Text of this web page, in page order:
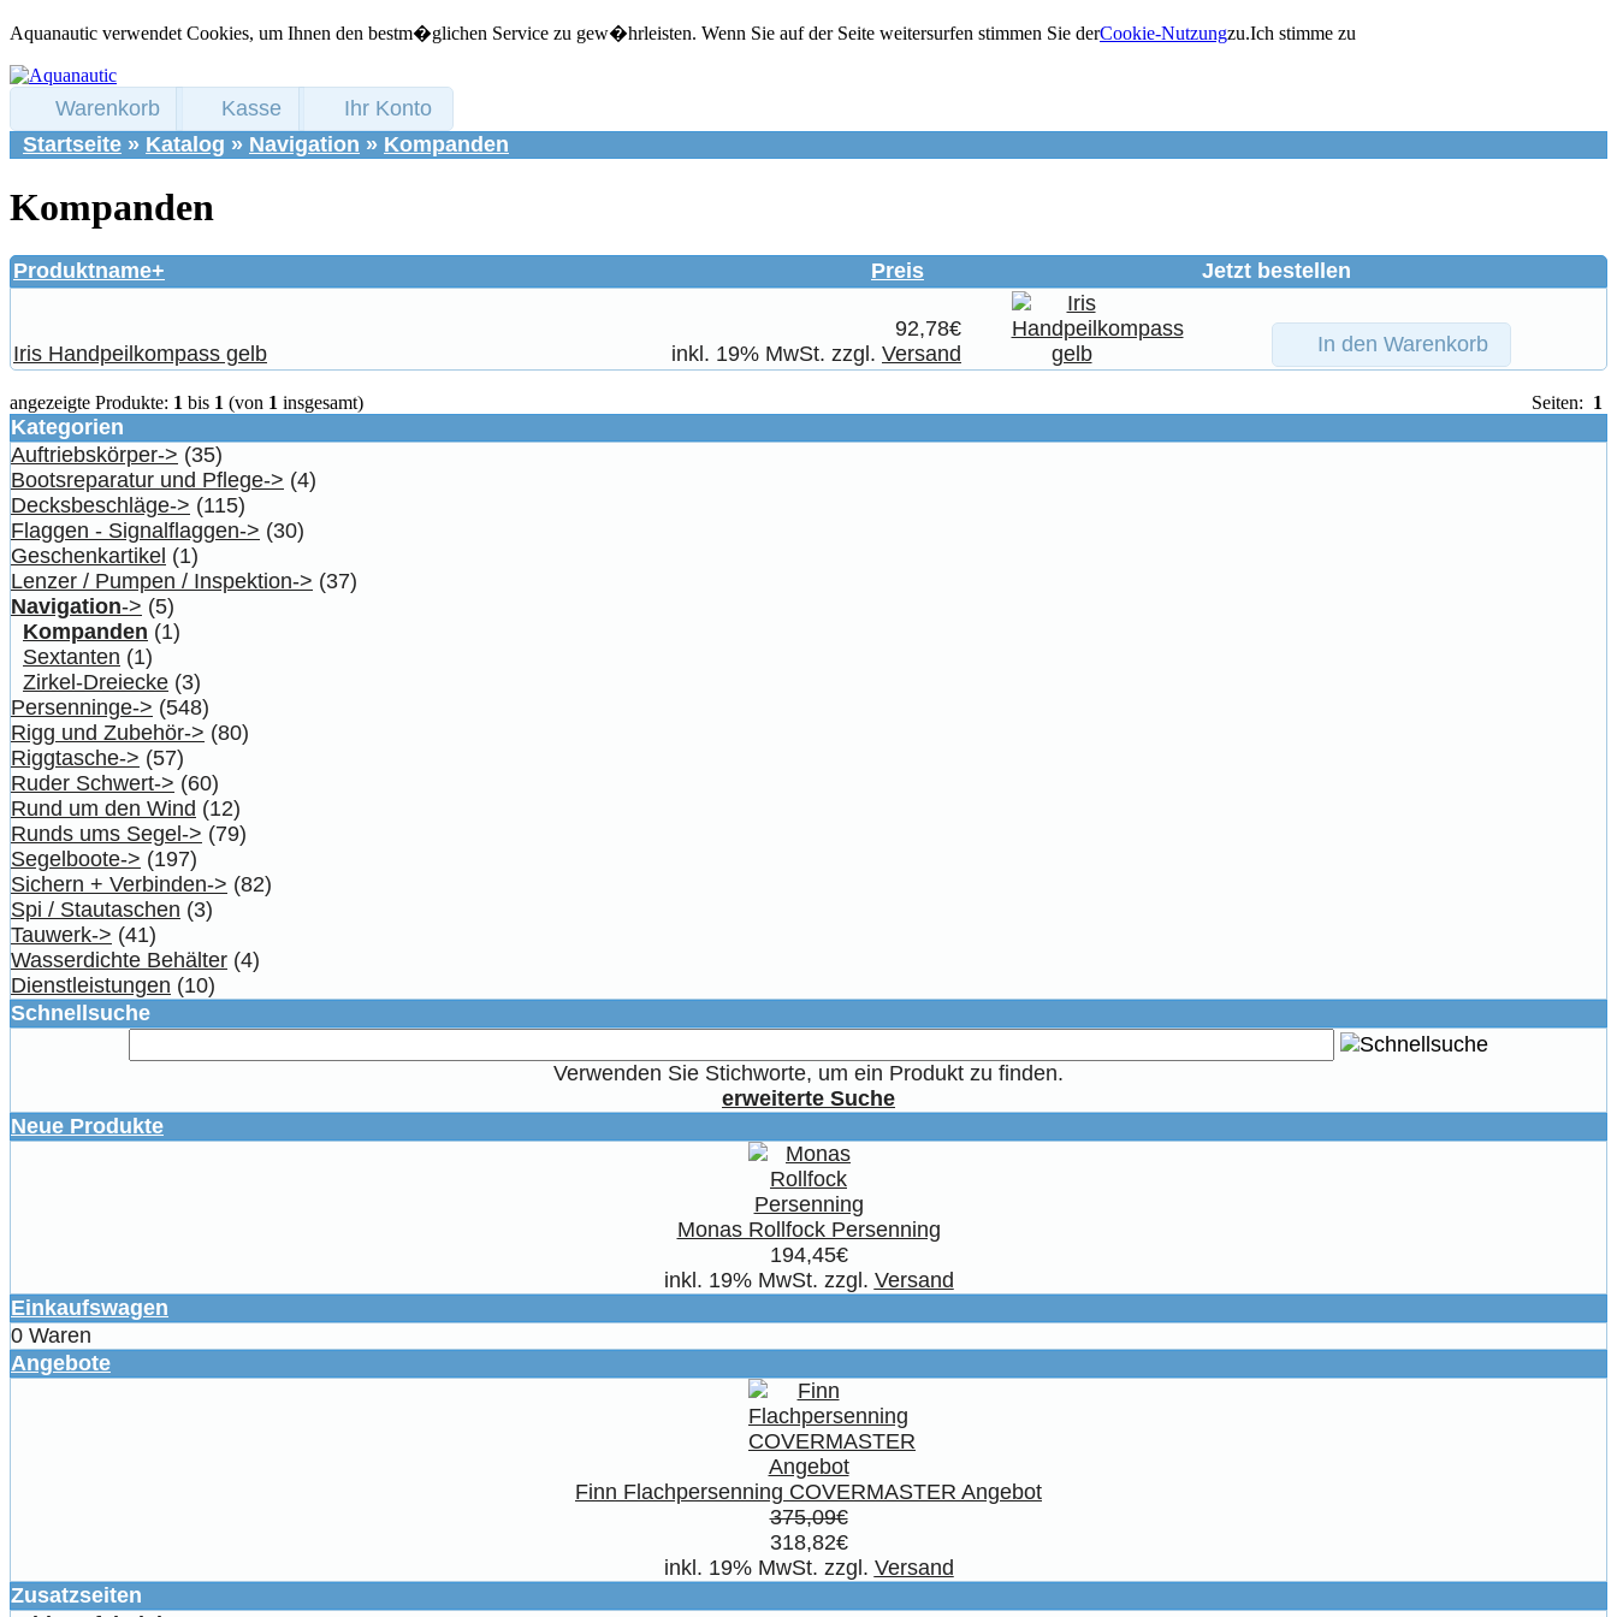
Aquanautic verwendet Cookies, um Ihnen den bestm�glichen Service zu gew�hrleisten. Wenn Sie auf der Seite weitersurfen stimmen Sie derCookie-Nutzungzu.Ich stimme zu
Warenkorb Kasse
Ihr Konto
Startseite » Katalog » Navigation » Kompanden
Kompanden
Produktname+ Preis Jetzt bestellen
Iris Handpeilkompass gelb
92,78€
inkl. 19% MwSt. zzgl. Versand In den Warenkorb
Seiten: 1
angezeigte Produkte: 1 bis 1 (von 1 insgesamt)
Kategorien
Auftriebskörper-> (35)
Bootsreparatur und Pflege-> (4)
Decksbeschläge-> (115)
Flaggen - Signalflaggen-> (30)
Geschenkartikel (1)
Lenzer / Pumpen / Inspektion-> (37)
Navigation-> (5)
Kompanden (1)
Sextanten (1)
Zirkel-Dreiecke (3)
Persenninge-> (548)
Rigg und Zubehör-> (80)
Riggtasche-> (57)
Ruder Schwert-> (60)
Rund um den Wind (12)
Runds ums Segel-> (79)
Segelboote-> (197)
Sichern + Verbinden-> (82)
Spi / Stautaschen (3)
Tauwerk-> (41)
Wasserdichte Behälter (4)
Dienstleistungen (10)
Schnellsuche
Verwenden Sie Stichworte, um ein Produkt zu finden.
erweiterte Suche
Neue Produkte
Monas Rollfock Persenning
194,45€
inkl. 19% MwSt. zzgl. Versand
Einkaufswagen
0 Waren
Angebote
Finn Flachpersenning COVERMASTER Angebot
375,09€
318,82€
inkl. 19% MwSt. zzgl. Versand
Zusatzseiten